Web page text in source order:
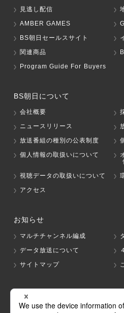
見逃し配信
AMBER GAMES
BS朝日セールスサイト
関連商品
Program Guide For Buyers
BS朝日について
会社概要
ニュースリリース
放送番組の種別の公表制度
個人情報の取扱いについて
視聴データの取扱いについて
アクセス
お知らせ
マルチチャンネル編成
データ放送について
サイトマップ
グループ会社
テレビ朝日